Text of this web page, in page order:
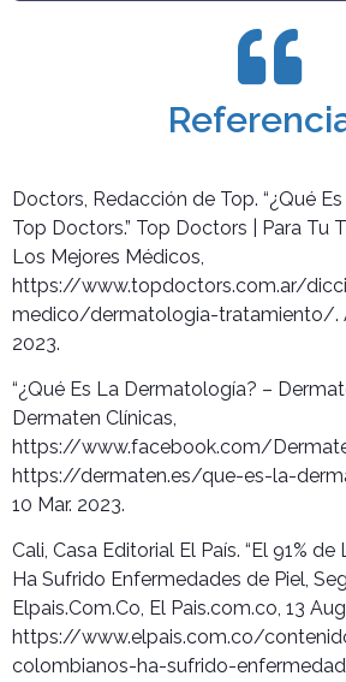
Doctors, Redacción de Top. “¿Qué
Top Doctors.” Top Doctors | Para Tu
Los Mejores Médicos,
https://www.topdoctors.com.ar/
medico/dermatologia-tratamiento/.
2023.
“¿Qué Es La Dermatología? –
Dermaten Clínicas,
https://www.facebook.com/
https://dermaten.es/que-es-la-
10 Mar. 2023.
Cali, Casa Editorial El País. “El 91%
Ha Sufrido Enfermedades de Piel,
Elpais.Com.Co, El Pais.com.co, 13
https://www.elpais.com.co/
colombianos-ha-sufrido-